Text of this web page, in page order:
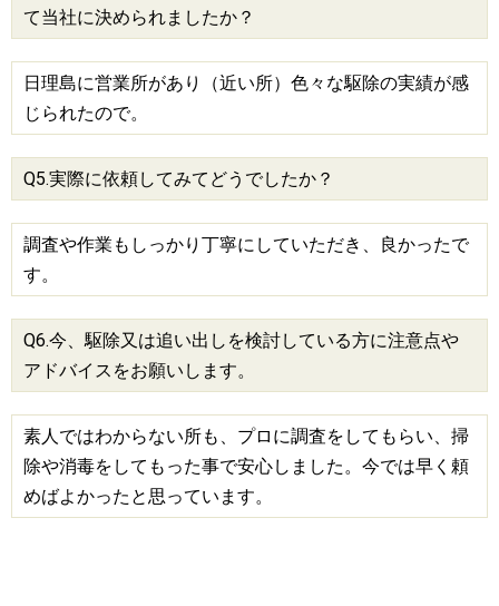
て当社に決められましたか？
日理島に営業所があり（近い所）色々な駆除の実績が感
じられたので。
Q5.実際に依頼してみてどうでしたか？
調査や作業もしっかり丁寧にしていただき、良かったで
す。
Q6.今、駆除又は追い出しを検討している方に注意点や
アドバイスをお願いします。
素人ではわからない所も、プロに調査をしてもらい、掃
除や消毒をしてもった事で安心しました。今では早く頼
めばよかったと思っています。